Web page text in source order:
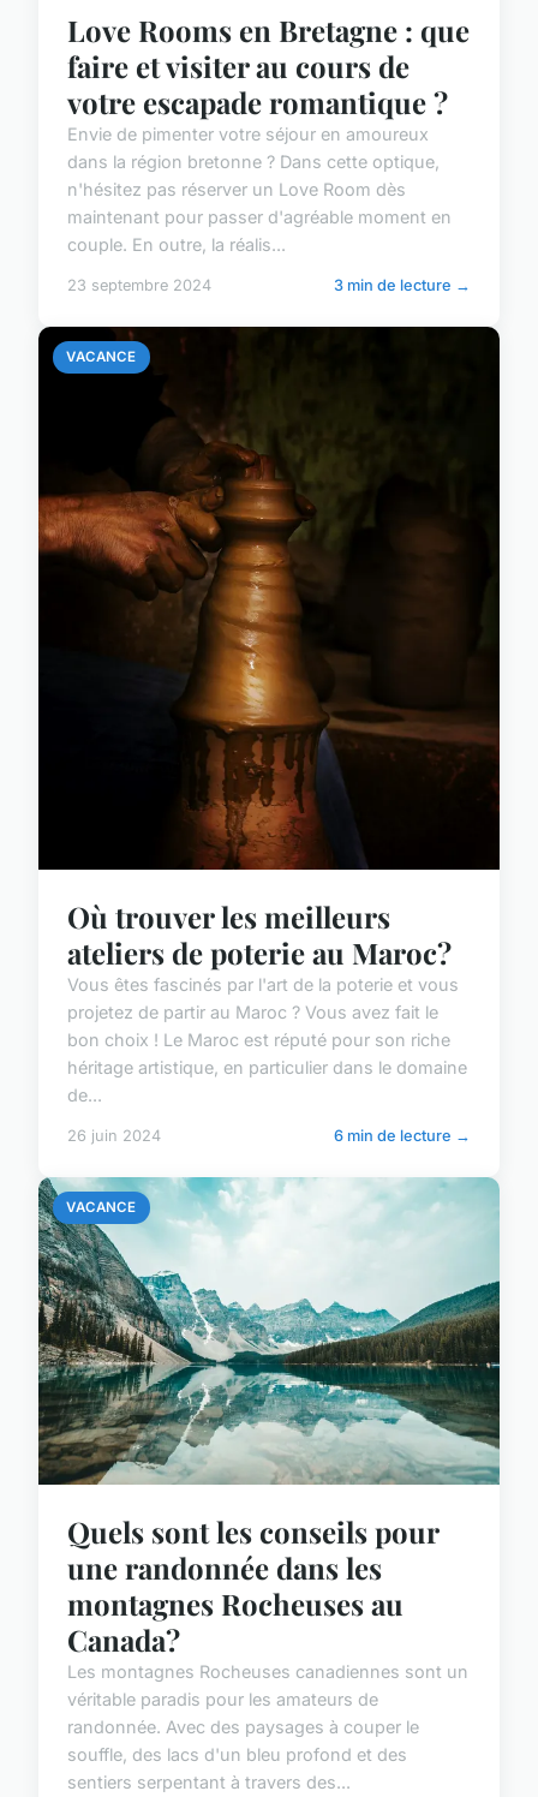
Love Rooms en Bretagne : que
faire et visiter au cours de
votre escapade romantique ?
Envie de pimenter votre séjour en amoureux
dans la région bretonne ? Dans cette optique,
n'hésitez pas réserver un Love Room dès
maintenant pour passer d'agréable moment en
couple. En outre, la réalis...
23 septembre 2024 3 min de lecture →
VACANCE
Où trouver les meilleurs
ateliers de poterie au Maroc?
Vous êtes fascinés par l'art de la poterie et vous
projetez de partir au Maroc ? Vous avez fait le
bon choix ! Le Maroc est réputé pour son riche
héritage artistique, en particulier dans le domaine
de...
26 juin 2024 6 min de lecture →
VACANCE
Quels sont les conseils pour
une randonnée dans les
montagnes Rocheuses au
Canada?
Les montagnes Rocheuses canadiennes sont un
véritable paradis pour les amateurs de
randonnée. Avec des paysages à couper le
souffle, des lacs d'un bleu profond et des
sentiers serpentant à travers des...